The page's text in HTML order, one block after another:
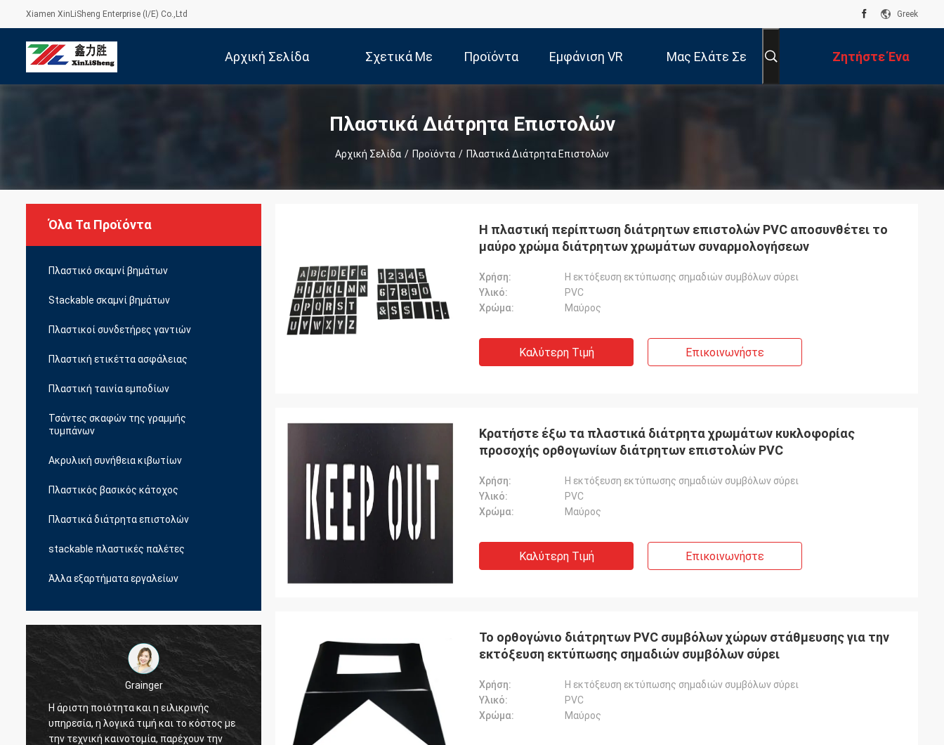
Xiamen XinLiSheng Enterprise (I/E) Co.,Ltd Greek
Αρχική Σελίδα Σχετικά Με
Εμάς
Προϊόντα Εμφάνιση VR Μας Ελάτε Σε Ζητήστε Ένα
Απόσπασμα
Πλαστικά Διάτρητα Επιστολών
Αρχική Σελίδα / Προϊόντα / Πλαστικά Διάτρητα Επιστολών
Όλα Τα Προϊόντα
Πλαστικό σκαμνί βημάτων
Stackable σκαμνί βημάτων
Πλαστικοί συνδετήρες γαντιών
Πλαστική ετικέττα ασφάλειας
Πλαστική ταινία εμποδίων
Τσάντες σκαφών της γραμμής
τυμπάνων
Ακρυλική συνήθεια κιβωτίων
Πλαστικός βασικός κάτοχος
Πλαστικά διάτρητα επιστολών
stackable πλαστικές παλέτες
Άλλα εξαρτήματα εργαλείων
Grainger
Η άριστη ποιότητα και η ειλικρινής
υπηρεσία, η λογικά τιμή και το κόστος με
την τεχνική καινοτομία, παρέχουν την
Ευχαριστούμε για την ευγενική φιλοξενία
σας. Η εταιρεία σας είναι πολύ
επαγγελματική, θα έχουμε καλή
Grainger
Η άριστη ποιότητα και η ειλικρινής
υπηρεσία, η λογικά τιμή και το κόστος με
Η πλαστική περίπτωση διάτρητων επιστολών PVC αποσυνθέτει το
μαύρο χρώμα διάτρητων χρωμάτων συναρμολογήσεων
Χρήση:
Η εκτόξευση εκτύπωσης σημαδιών συμβόλων σύρει
Υλικό:
PVC
Χρώμα:
Μαύρος
Καλύτερη Τιμή Επικοινωνήστε
Κρατήστε έξω τα πλαστικά διάτρητα χρωμάτων κυκλοφορίας
προσοχής ορθογωνίων διάτρητων επιστολών PVC
Χρήση:
Η εκτόξευση εκτύπωσης σημαδιών συμβόλων σύρει
Υλικό:
PVC
Χρώμα:
Μαύρος
Καλύτερη Τιμή Επικοινωνήστε
Το ορθογώνιο διάτρητων PVC συμβόλων χώρων στάθμευσης για την
εκτόξευση εκτύπωσης σημαδιών συμβόλων σύρει
Χρήση:
Η εκτόξευση εκτύπωσης σημαδιών συμβόλων σύρει
Υλικό:
PVC
Χρώμα:
Μαύρος